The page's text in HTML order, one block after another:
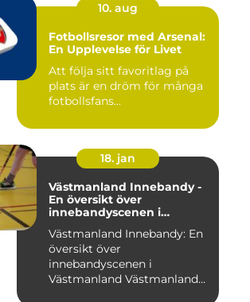
10. aug
Fotbollsresor med Arsenal:
En Upplevelse för Livet
Att följa sitt favoritlag på
plats är en dröm för många
fotbollsfans...
18. jan
Västmanland Innebandy -
En översikt över
innebandyscenen i
Västmanland Innebandy: En
översikt över
innebandyscenen i
Västmanland Västmanland